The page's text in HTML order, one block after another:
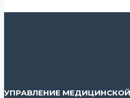
УПРАВЛЕНИЕ